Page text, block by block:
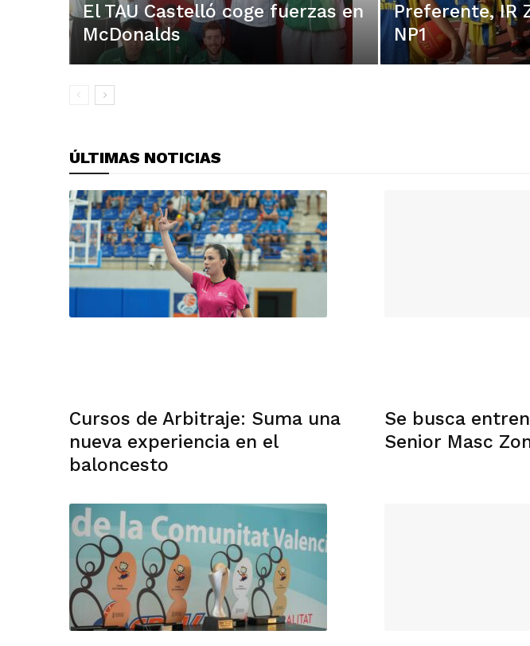
El TAU Castelló coge fuerzas en
McDonalds
Preferente, IR
NP1
ÚLTIMAS NOTICIAS
Cursos de Arbitraje: Suma una
nueva experiencia en el
baloncesto
Se busca
Senior Masc